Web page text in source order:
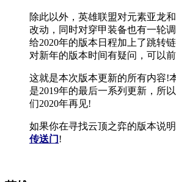
除此以外，英雄联盟对元素亚龙
改动，同时对穿甲装备也有一轮
给2020年的版本日程加上了跳转
对新年的版本时间有疑问，可以前
这就是本次版本更新的所有内容!
是2019年的最后一系列更新，所
们2020年再见!
如果你在寻找云顶之弈的版本说
传送门 !